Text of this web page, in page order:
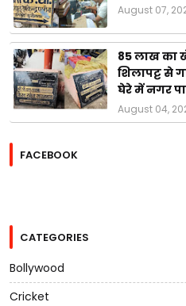
August 07,
85 लाख का
शिलापट्ट से
घेरे में नगर
August 04,
FACEBOOK
CATEGORIES
Bollywood
Cricket